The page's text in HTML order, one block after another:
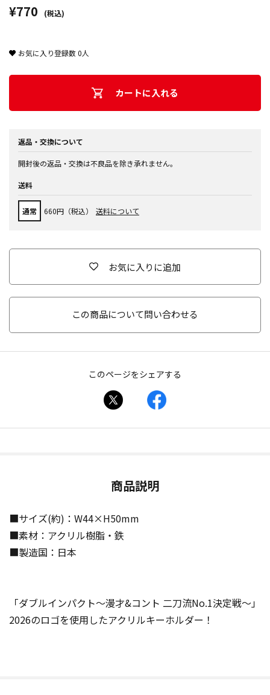
¥770 (税込)
お気に入り登録数0人
カートに入れる
返品・交換について
開封後の返品・交換は不良品を除き承れません。
送料
通常 660円（税込） 送料について
お気に入りに追加
この商品について問い合わせる
このページをシェアする
商品説明
■サイズ(約)：W44×H50mm
■素材：アクリル樹脂・鉄
■製造国：日本
「ダブルインパクト～漫才&コント 二刀流No.1決定戦～」
2026のロゴを使用したアクリルキーホルダー！